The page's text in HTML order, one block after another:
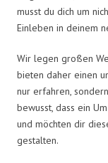
musst du dich um
Einleben in deinem
Wir legen großen
bieten daher einen
nur erfahren,
bewusst, dass ein
und möchten dir
gestalten.